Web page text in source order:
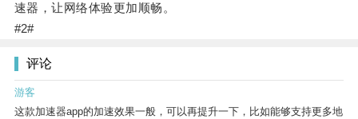
速器，让网络体验更加顺畅。
#2#
评论
游客
这款加速器app的加速效果一般，可以再提升一下，比如能够支持更多地